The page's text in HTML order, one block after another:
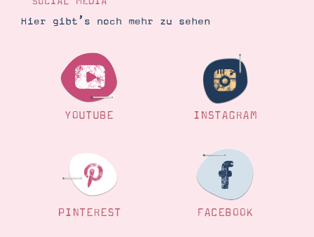
Hier gibt’s noch mehr zu sehen
YOUTUBE INSTAGRAM
PINTEREST FACEBOOK